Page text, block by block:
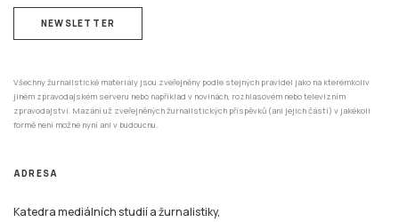
NEWSLETTER
Všechny žurnalistické materiály jsou zveřejněny podle stejných pravidel jako na kterémkoliv
jiném zpravodajském serveru nebo například v novinách, rozhlasovém nebo televizním
zpravodajství. Mazání už zveřejněných žurnalistických příspěvků (ani jejich částí) v jakékoli
formě není možné nyní ani v budoucnu.
ADRESA
Katedra mediálních studií a žurnalistiky,